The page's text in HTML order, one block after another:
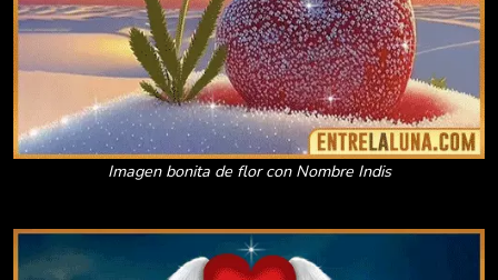
Imagen bonita de flor con Nombre Indis